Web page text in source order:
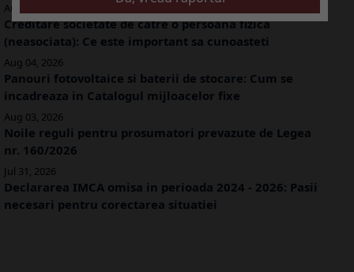
Aug 05, 2026
Creditare societate de catre o persoana fizica
(neasociata): Ce este important sa cunoasteti
Aug 04, 2026
Panouri fotovoltaice si baterii de stocare: Cum se
incadreaza in Catalogul mijloacelor fixe
Aug 03, 2026
Noile reguli pentru prosumatori prevazute de Legea
nr. 160/2026
Jul 31, 2026
Declararea IMCA omisa in perioada 2024 - 2026: Pasii
necesari pentru corectarea situatiei